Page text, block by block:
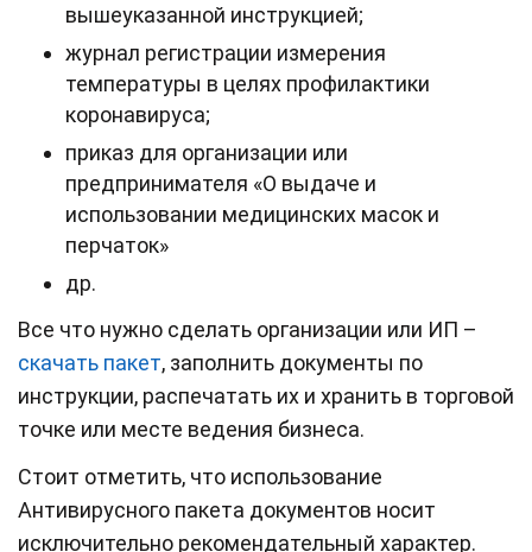
вышеуказанной инструкцией;
журнал регистрации измерения
температуры в целях профилактики
коронавируса;
приказ для организации или
предпринимателя «О выдаче и
использовании медицинских масок и
перчаток»
др.
Все что нужно сделать организации или ИП –
скачать пакет, заполнить документы по
инструкции, распечатать их и хранить в торговой
точке или месте ведения бизнеса.
Стоит отметить, что использование
Антивирусного пакета документов носит
исключительно рекомендательный характер.